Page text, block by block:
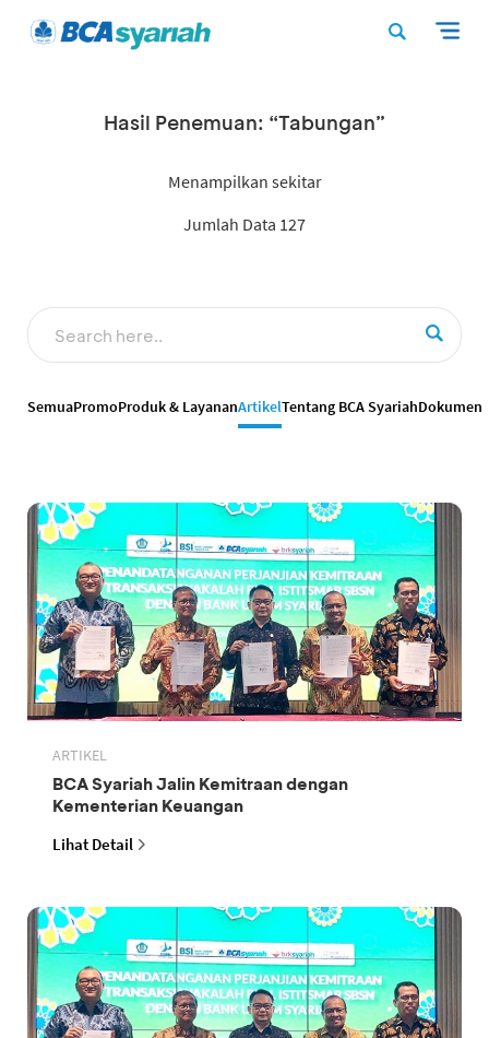
Hasil Penemuan: “Tabungan”
Menampilkan sekitar
Jumlah Data 127
SemuaPromoProduk & LayananArtikelTentang BCA SyariahDokumen
ARTIKEL
BCA Syariah Jalin Kemitraan dengan
Kementerian Keuangan
Lihat Detail